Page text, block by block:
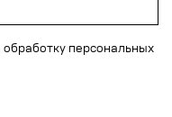
персональных